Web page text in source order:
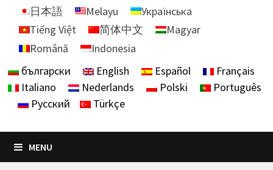
日本語
Melayu
Українська
Tiếng Việt
简体中文
Magyar
Română
Indonesia
български
English Español
Français
Italiano
Nederlands Polski
Português
Русский
Türkçe
MENU